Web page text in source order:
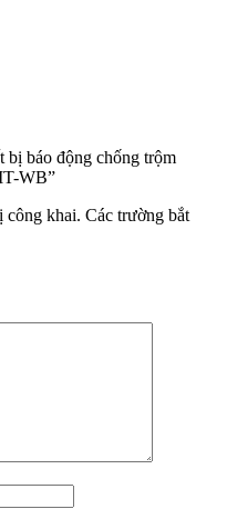
bị báo động chống trộm
WB”
công khai. Các trường bắt